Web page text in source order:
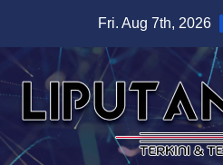
content
Fri. Aug 7th, 2026